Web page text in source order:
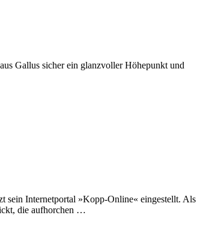
Gallus sicher ein glanzvoller Höhepunkt und
sein Internetportal »Kopp-Online« eingestellt. Als
die aufhorchen …